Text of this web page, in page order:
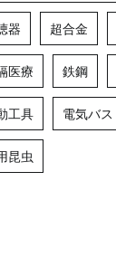
器 超合金
医療 鉄鋼
工具 電気バス
昆虫